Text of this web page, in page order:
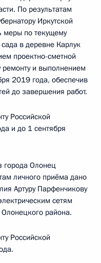
По результатам
Иркутской
меры по текущему
в деревне Карлук
проектно-сметной
ремонту и выполнением
2019 года, обеспечив
до завершения работ.
Российской
и до 1 сентября
города Олонец
личного приёма дано
Артуру Парфенчикову
сетям
района.
Российской